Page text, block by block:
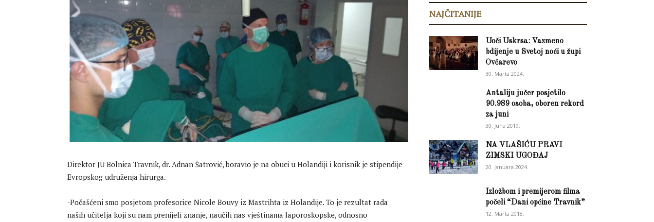
Direktor JU Bolnica Travnik, dr. Adnan Šatrović, boravio je na obuci u Holandiji i korisnik je stipendije
Evropskog udruženja hirurga.
-Počašćeni smo posjetom profesorice Nicole Bouvy iz Mastrihta iz Holandije. To je rezultat rada
naših učitelja koji su nam prenijeli znanje, naučili nas vještinama laporoskopske, odnosno
NAJČITANIJE
Uoči Uskrsa: Vazmeno
bdijenje u Svetoj noći u župi
Ovčarevo
30. Marta 2024.
Antaliju jučer posjetilo
90.989 osoba, oboren rekord
za juni
30. Juna 2019.
NA VLAŠIĆU PRAVI
ZIMSKI UGOĐAJ
20. Januara 2024.
Izložbom i premijerom filma
počeli “Dani općine Travnik”
12. Marta 2018.